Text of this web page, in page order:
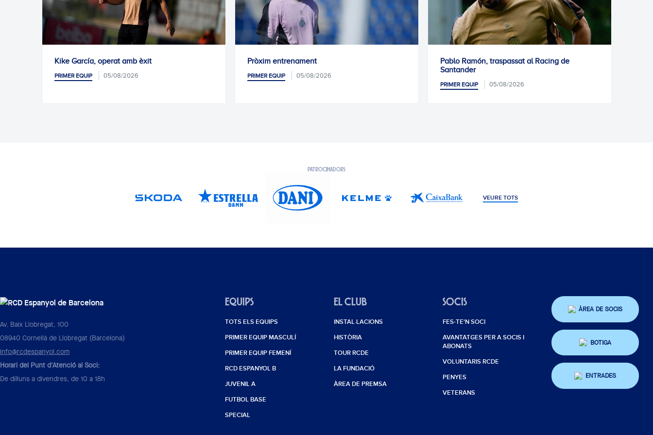
Pròxim entrenament
Pablo Ramón, traspassat al Racing de
Informació mèdica: Kike García
PATROCINADORS
VEURE TOTS
Av. Baix Llobregat, 100
08940 Cornellà de Llobregat (Barcelona)
info@rcdespanyol.com
Horari del Punt d'Atenció al Soci:
De dilluns a divendres, de 10 a 18h
EQUIPS
TOTS ELS EQUIPS
PRIMER EQUIP MASCULÍ
PRIMER EQUIP FEMENÍ
RCD ESPANYOL B
JUVENIL A
FUTBOL BASE
SPECIAL
EL CLUB
INSTAL·LACIONS
HISTÒRIA
TOUR RCDE
LA FUNDACIÓ
ÀREA DE PREMSA
SOCIS
FES-TE'N SOCI
AVANTATGES PER A SOCIS I
ABONATS
VOLUNTARIS RCDE
PENYES
VETERANS
ÀREA DE SOCIS
BOTIGA
ENTRADES